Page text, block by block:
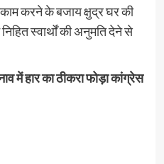
करने के बजाय क्षुद्र घर की
स्वार्थों की अनुमति देने से
में हार का ठीकरा फोड़ा कांग्रेस